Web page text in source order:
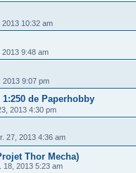
2013 10:32 am
2013 9:48 am
2013 9:07 pm
de Paperhobby
2013 4:30 pm
27, 2013 4:36 am
Thor Mecha)
18, 2013 5:23 am